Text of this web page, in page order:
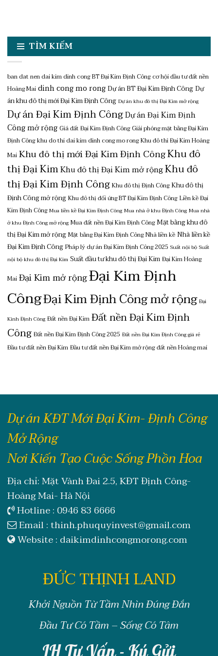
TÌM KIẾM
ban dat nen dai kim dinh congBT Đại Kim Định Công cơ hội đầu tư đất nền
Hoàng Maidinh cong mo rongDự án BT Đại Kim Định CôngDự
án khu đô thị mới Đại Kim Định Công Dự án khu đô thị Đại Kim mở rộng
Dự án Đại Kim Định CôngDự án Đại Kim Định
Công mở rộngGiá đất Đại Kim Định CôngGiải phóng mặt bằng Đại Kim
Định Côngkhu do thi dai kim dinh cong mo rongKhu đô thì Đại Kim Hoàng
MaiKhu đô thị mới Đại Kim Định CôngKhu đô
thị Đại KimKhu đô thị Đại Kim mở rộngKhu đô
thị Đại Kim Định CôngKhu đô thị Định CôngKhu đô thị
Định Công mở rộngKhu đô thị đối ứng BT Đại Kim Định Công Liền kề Đại
Kim Định Công Mua liền kề Đại Kim Định Công Mua nhà ở khu Định Công Mua nhà
ở khu Định Công mở rộng Mua đất nền Đại Kim Định CôngMặt bằng khu đô
thị Đại Kim mở rộngMặt bằng Đại Kim Định CôngNhà liền kềNhà liền kề
Đại Kim Định CôngPháp lý dự án Đại Kim Định Công 2025 Suất nội bộ Suất
nội bộ khu đô thị Đại Kim Suất đầu tư khu đô thị Đại KimĐại Kim Hoàng
MaiĐại Kim mở rộngĐại Kim Định
CôngĐại Kim Định Công mở rộng Đại
Kinh Định Công Đất nền Đại KimĐất nền Đại Kim Định
CôngĐất nền Đại Kim Định Công 2025 Đất nền Đại Kim Định Công giá rẻ
Đầu tư đất nền Đại KimĐầu tư đất nền Đại Kim mở rộngđất nền Hoàng mai
Dự án KĐT Mới Đại Kim- Định Công
Mở Rộng
Nơi Kiến Tạo Cuộc Sống Phồn Hoa
Địa chỉ: Mặt Vành Đai 2.5, KĐT Định Công-
Hoàng Mai- Hà Nội
Hotline : 0946 83 6666
Email :thinh.phuquyinvest@gmail.com
Website : daikimdinhcongmorong.com
ĐỨC THỊNH LAND
Khởi Nguồn Từ Tầm Nhìn Đúng Đắn
Đầu Tư Có Tầm – Sống Có Tâm